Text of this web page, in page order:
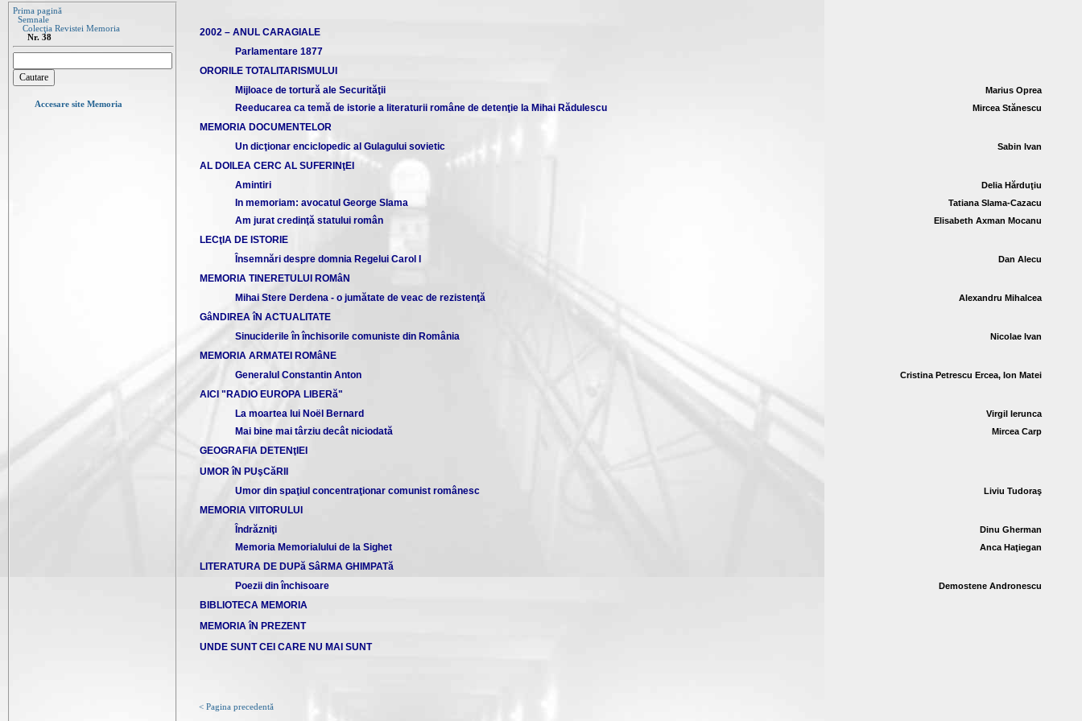
Prima pagină
Semnale
Colecţia Revistei Memoria
Nr. 38
Accesare site Memoria
2002 – ANUL CARAGIALE
Parlamentare 1877
ORORILE TOTALITARISMULUI
Mijloace de tortură ale Securităţii
Marius Oprea
Reeducarea ca temă de istorie a literaturii române de detenţie la Mihai Rădulescu Mircea Stănescu
MEMORIA DOCUMENTELOR
Un dicţionar enciclopedic al Gulagului sovietic
Sabin Ivan
AL DOILEA CERC AL SUFERINţEI
Amintiri
Delia Hărduţiu
In memoriam: avocatul George Slama Tatiana Slama-Cazacu
Am jurat credinţă statului român Elisabeth Axman Mocanu
LECţIA DE ISTORIE
Însemnări despre domnia Regelui Carol I
Dan Alecu
MEMORIA TINERETULUI ROMâN
Mihai Stere Derdena - o jumătate de veac de rezistenţă
Alexandru Mihalcea
GâNDIREA îN ACTUALITATE
Sinuciderile în închisorile comuniste din România
Nicolae Ivan
MEMORIA ARMATEI ROMâNE
Generalul Constantin Anton
Cristina Petrescu Ercea, Ion Matei
AICI "RADIO EUROPA LIBERă"
La moartea lui Noël Bernard
Virgil Ierunca
Mai bine mai târziu decât niciodată Mircea Carp
GEOGRAFIA DETENţIEI
UMOR îN PUşCăRII
Umor din spaţiul concentraţionar comunist românesc
Liviu Tudoraş
MEMORIA VIITORULUI
Îndrăzniţi
Dinu Gherman
Memoria Memorialului de la Sighet Anca Haţiegan
LITERATURA DE DUPă SâRMA GHIMPATă
Poezii din închisoare
Demostene Andronescu
BIBLIOTECA MEMORIA
MEMORIA îN PREZENT
UNDE SUNT CEI CARE NU MAI SUNT
< Pagina precedentă